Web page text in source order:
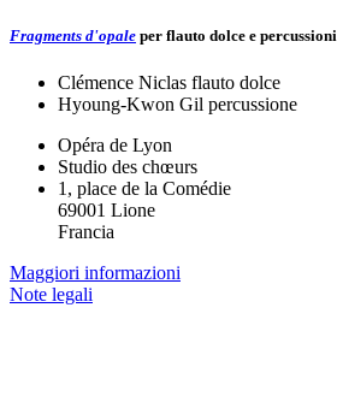
Fragments d'opale per flauto dolce e percussioni
Clémence Niclas flauto dolce
Hyoung-Kwon Gil percussione
Opéra de Lyon
Studio des chœurs
1, place de la Comédie
69001 Lione
Francia
Maggiori informazioni
Note legali